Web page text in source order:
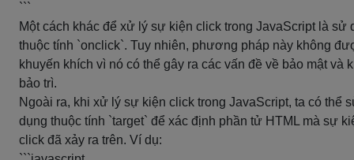
```
Một cách khác để xử lý sự kiện click trong JavaScript là sử
thuộc tính `onclick`. Tuy nhiên, phương pháp này không
khuyến khích vì nó có thể gây ra các vấn đề về bảo mật và
bảo trì.
Ngoài ra, khi xử lý sự kiện click trong JavaScript, ta có thể
dụng thuộc tính `target` để xác định phần tử HTML mà sự
click đã xảy ra trên. Ví dụ: